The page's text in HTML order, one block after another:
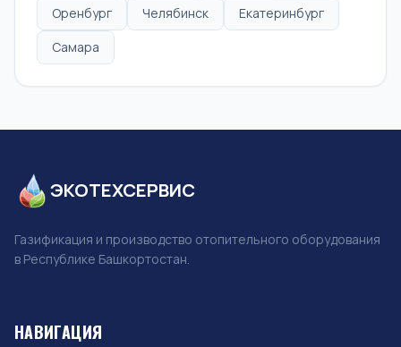
Оренбург
Челябинск
Екатеринбург
Самара
ЭКОТЕХСЕРВИС
Газификация и производство отопительного оборудования
в Республике Башкортостан.
НАВИГАЦИЯ